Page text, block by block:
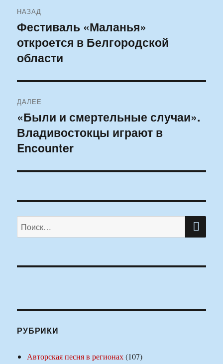
по
записям
НАЗАД
Предыдущая
запись:
Фестиваль «Маланья»
откроется в Белгородской
области
ДАЛЕЕ
Следующая
запись:
«Были и смертельные случаи».
Владивостокцы играют в
Encounter
Искать:
РУБРИКИ
Авторская песня в регионах(107)